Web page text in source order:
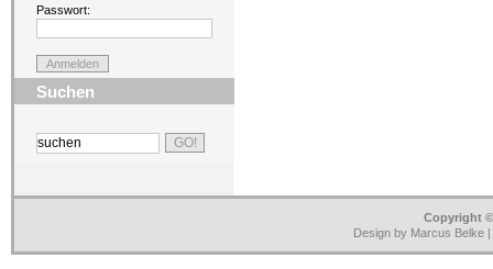
Passwort:
Suchen
Copyright
Design by Marcus Belke